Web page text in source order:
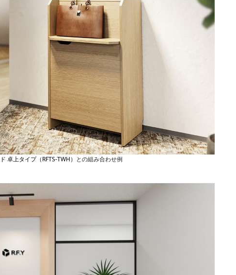
卓上タイプ（RFTS-TWH） との組み合わせ例